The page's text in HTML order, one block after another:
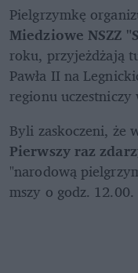
Pielgrzymkę
Miedziowe NSZZ
roku, przyjeżdżają
Pawła II na
regionu
Pierwszy raz
"narodową
mszy o godz. 12.00.